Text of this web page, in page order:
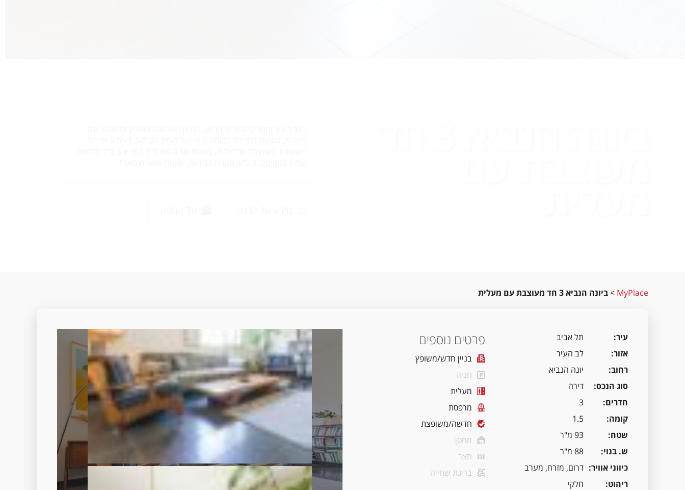
MyPlace
>ביונה הנביא 3 חד מעוצבת עם מעלית
עיר
תל אביב
אזור
לב העיר
רחוב
יונה הנביא
סוג הנכס
דירה
חדרים
3
קומה
1.5
שטח
93 מ"ר
ש. בנוי
88 מ"ר
כיווני אוויר
דרום, מזרח, מערב
ריהוט
חלקי
פרטים נוספים
בניין חדש/משופץ
חניה
מעלית
מרפסת
חדשה/משופצת
מחסן
חצר
בריכת שחייה